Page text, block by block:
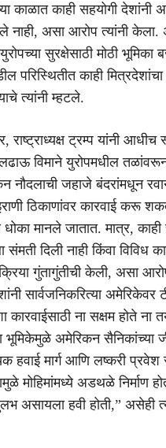
काळात काही सहयोगी देशांनी
नाही, असा आरोप त्यांनी केला.
सुरक्षेसाठी मोठी भूमिका
परिस्थितीत काही मित्रदेशांचा
त्यांनी म्हटले.
राष्ट्राध्यक्ष ट्रम्प यांनी
विमाने युरोपमधील
नौदलाची जहाजे बंदरांमधून
ठिकाणांवर कारवाई करू
धोका मानले जातात. मात्र, काही
संमती दिली नाही किंवा विविध
गुंतागुंतीची केली, असा
सार्वजनिकरित्या अमेरिकेवर
कारवाईसाठी ना सक्षम होते ना
भूमिकेमुळे अमेरिकन सैनिकांच्या
हवाई मार्ग आणि लष्करी प्रवेश
मोहिमांमध्ये अडथळे निर्माण
असायला हवी होती,” असेही